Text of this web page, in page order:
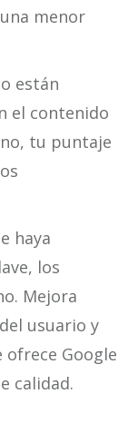
menor
están
el contenido
tu puntaje
haya
los
Mejora
usuario y
ofrece Google
calidad.